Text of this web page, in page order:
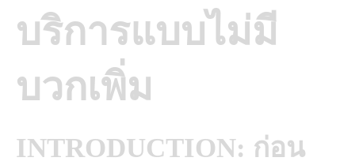
บริการแบบไม่มี
บวกเพิ่ม
INTRODUCTION: ก่อน